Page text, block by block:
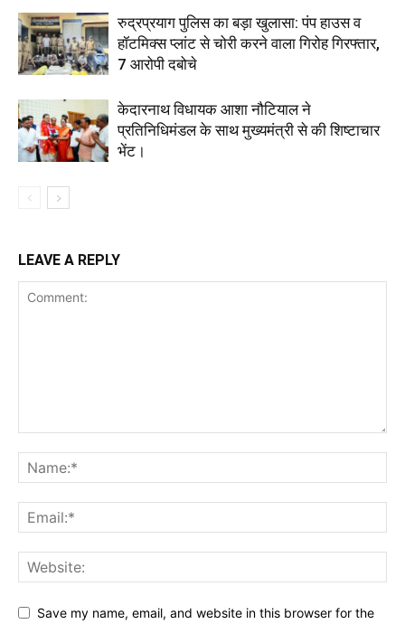
रुद्रप्रयाग पुलिस का बड़ा खुलासा: पंप हाउस व
हॉटमिक्स प्लांट से चोरी करने वाला गिरोह गिरफ्तार,
7 आरोपी दबोचे
केदारनाथ विधायक आशा नौटियाल ने
प्रतिनिधिमंडल के साथ मुख्यमंत्री से की शिष्टाचार
भेंट।
LEAVE A REPLY
Save my name, email, and website in this browser for the